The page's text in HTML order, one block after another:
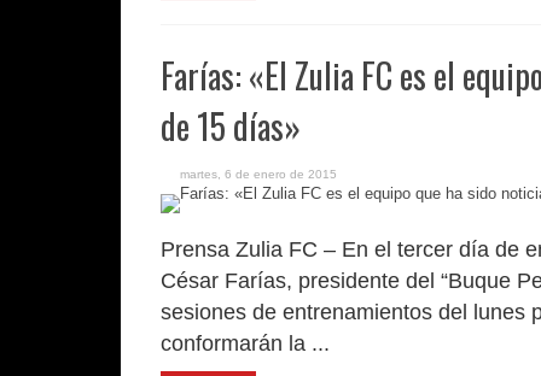
Farías: «El Zulia FC es el
de 15 días»
martes, 6 de enero de 2015
Prensa Zulia FC – En el tercer día de
César Farías, presidente del “Buque
sesiones de entrenamientos del lunes
conformarán la ...